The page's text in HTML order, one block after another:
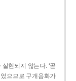
현되지 않는다. ‘곧
으므로 구개음화가